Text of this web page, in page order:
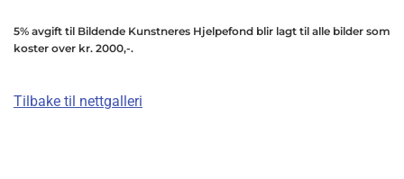
5% avgift til Bildende Kunstneres Hjelpefond blir lagt til alle bilder som
koster over kr. 2000,-.
Tilbake til nettgalleri